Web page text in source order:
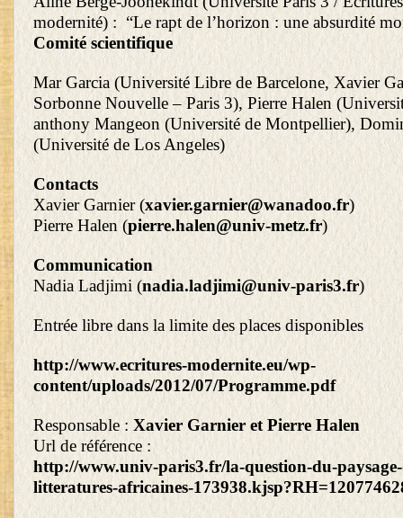
modernité) : “Le rapt de l’horizon : une absurdité
Comité scientifique
Mar Garcia (Université Libre de Barcelone, Xavier
Sorbonne Nouvelle – Paris 3), Pierre Halen
anthony Mangeon (Université de Montpellier),
(Université de Los Angeles)
Contacts
Xavier Garnier (xavier.garnier@wanadoo.fr)
Pierre Halen (pierre.halen@univ-metz.fr)
Communication
Nadia Ladjimi (nadia.ladjimi@univ-paris3.fr)
Entrée libre dans la limite des places disponibles
http://www.ecritures-modernite.eu/wp-
content/uploads/2012/07/Programme.pdf
Responsable : Xavier Garnier et Pierre Halen
Url de référence :
http://www.univ-paris3.fr/la-question-du-paysage-
litteratures-africaines-